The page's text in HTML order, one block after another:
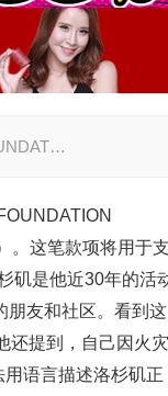
。这笔款项将用于
矶是他近30年的活
朋友和社区。看到这
还提到，自己因火灾
语言描述洛杉矶正